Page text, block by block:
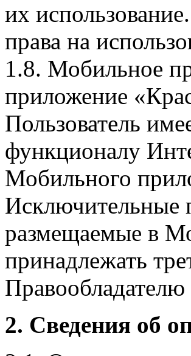
их
права на
1.8. Мобильное
приложение
Пользователь
функционалу
Мобильного
Исключительные
размещаемые в
принадлежать
Правообладателю
2. Сведения об